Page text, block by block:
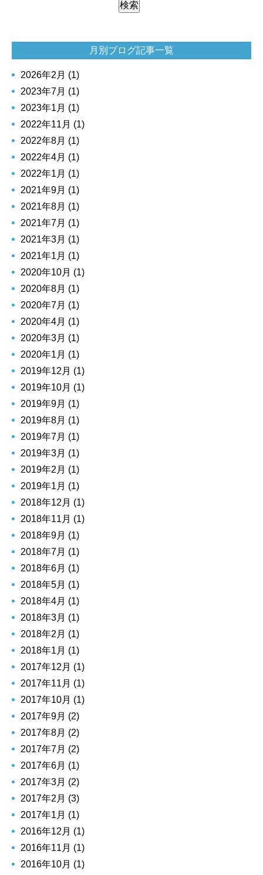
月別ブログ記事一覧
2026年2月 (1)
2023年7月 (1)
2023年1月 (1)
2022年11月 (1)
2022年8月 (1)
2022年4月 (1)
2022年1月 (1)
2021年9月 (1)
2021年8月 (1)
2021年7月 (1)
2021年3月 (1)
2021年1月 (1)
2020年10月 (1)
2020年8月 (1)
2020年7月 (1)
2020年4月 (1)
2020年3月 (1)
2020年1月 (1)
2019年12月 (1)
2019年10月 (1)
2019年9月 (1)
2019年8月 (1)
2019年7月 (1)
2019年3月 (1)
2019年2月 (1)
2019年1月 (1)
2018年12月 (1)
2018年11月 (1)
2018年9月 (1)
2018年7月 (1)
2018年6月 (1)
2018年5月 (1)
2018年4月 (1)
2018年3月 (1)
2018年2月 (1)
2018年1月 (1)
2017年12月 (1)
2017年11月 (1)
2017年10月 (1)
2017年9月 (2)
2017年8月 (2)
2017年7月 (2)
2017年6月 (1)
2017年3月 (2)
2017年2月 (3)
2017年1月 (1)
2016年12月 (1)
2016年11月 (1)
2016年10月 (1)